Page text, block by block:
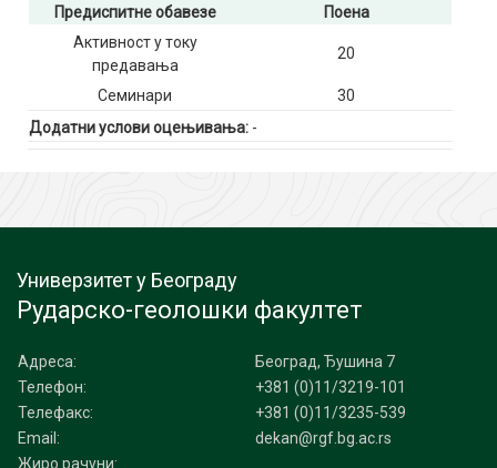
Предиспитне обавезе
Поена
Активност у току
предавања
20
Семинари
30
Додатни услови оцењивања: -
Универзитет у Београду
Рударско-геолошки факултет
Адреса:
Београд, Ђушина 7
Телефон:
+381 (0)11/3219-101
Телефакс:
+381 (0)11/3235-539
Email:
dekan@rgf.bg.ac.rs
Жиро рачуни: